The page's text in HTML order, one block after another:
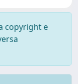
copyright e